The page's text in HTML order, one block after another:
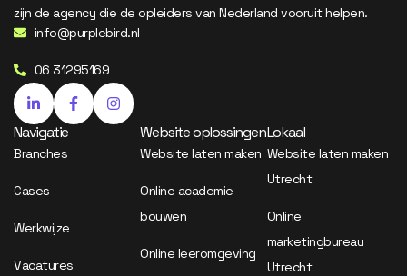
zijn de agency die de opleiders van Nederland vooruit helpen.
info@purplebird.nl
06 31295169
Navigatie
Branches
Cases
Werkwijze
Vacatures
Website oplossingen
Website laten maken
Online academie
bouwen
Online leeromgeving
Lokaal
Website laten maken
Utrecht
Online
marketingbureau
Utrecht